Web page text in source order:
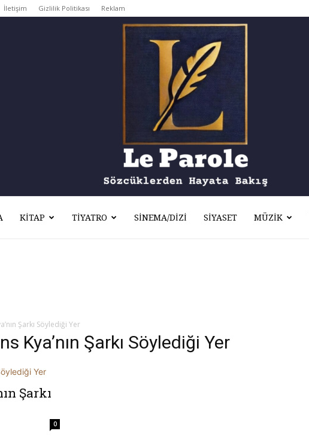
İletişim Gizlilik Politikası Reklam
KITAP TIYATRO SINEMA/DIZI SIYASET MÜZIK
Şarkı Söylediği Yer
Kya’nın Şarkı Söylediği Yer
Şarkı
0